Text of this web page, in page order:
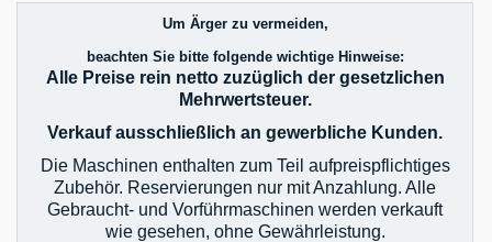
Um Ärger zu vermeiden,
beachten Sie bitte folgende wichtige Hinweise:
Alle Preise rein netto zuzüglich der gesetzlichen
Mehrwertsteuer.
Verkauf ausschließlich an gewerbliche Kunden.
Die Maschinen enthalten zum Teil aufpreispflichtiges
Zubehör. Reservierungen nur mit Anzahlung. Alle
Gebraucht- und Vorführmaschinen werden verkauft
wie gesehen, ohne Gewährleistung.